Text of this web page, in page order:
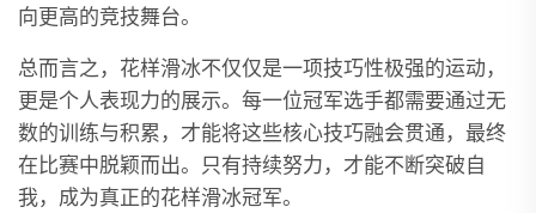
向更高的竞技舞台。
总而言之，花样滑冰不仅仅是一项技巧性极强的运动，
更是个人表现力的展示。每一位冠军选手都需要通过无
数的训练与积累，才能将这些核心技巧融会贯通，最终
在比赛中脱颖而出。只有持续努力，才能不断突破自
我，成为真正的花样滑冰冠军。